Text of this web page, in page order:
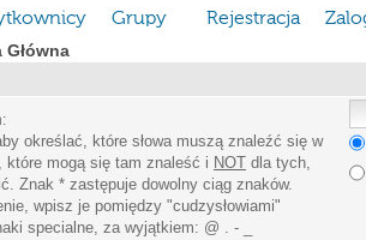
Grupy Rejestracja
określać, które słowa muszą znaleźć się w
które mogą się tam znaleść i NOT dla tych,
Znak * zastępuje dowolny ciąg znaków.
wpisz je pomiędzy "cudzysłowiami"
specialne, za wyjątkiem: @ . - _